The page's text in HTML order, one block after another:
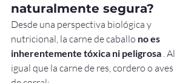
naturalmente segura?
Desde una perspectiva biológica y
nutricional, la carne de caballo no es
inherentemente tóxica ni peligrosa . Al
igual que la carne de res, cordero o aves